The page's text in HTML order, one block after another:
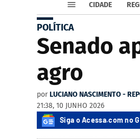
CIDADE
POLÍTICA
Senado
agro
por LUCIANO NASCIMENTO -
21:38, 10 JUNHO 2026
Siga o Acessa.com no